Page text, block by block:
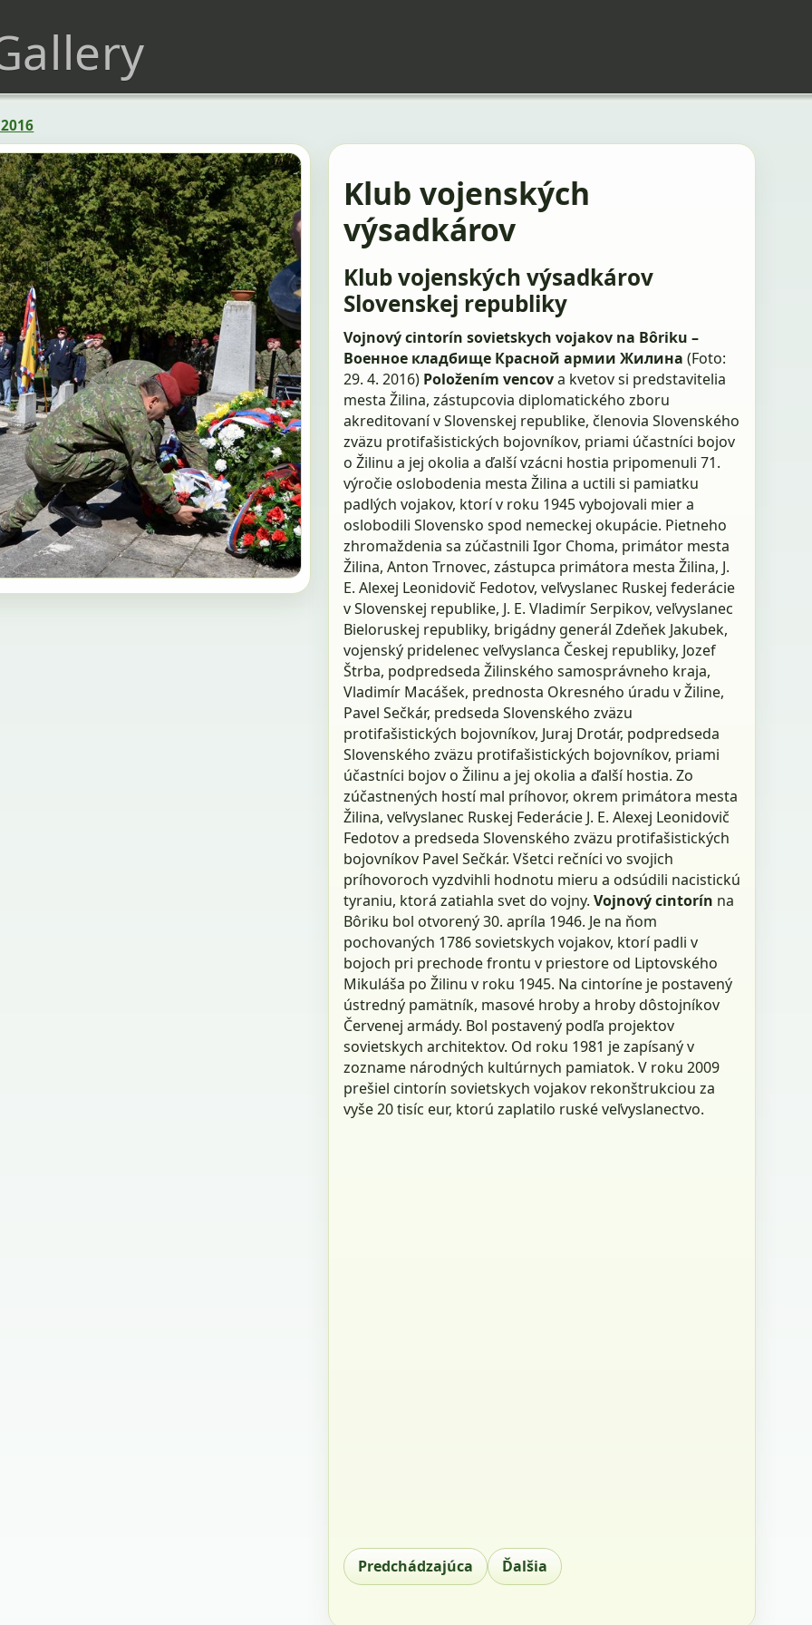
Klub vojenských
výsadkárov
Klub vojenských výsadkárov
Slovenskej republiky
Vojnový cintorín sovietskych vojakov na Bôriku –
Военное кладбище Красной армии Жилина (Foto:
29. 4. 2016) Položením vencova kvetov si predstavitelia
mesta Žilina, zástupcovia diplomatického zboru
akreditovaní v Slovenskej republike, členovia Slovenského
zväzu protifašistických bojovníkov, priami účastníci bojov
o Žilinu a jej okolia a ďalší vzácni hostia pripomenuli 71.
výročie oslobodenia mesta Žilina a uctili si pamiatku
padlých vojakov, ktorí v roku 1945 vybojovali mier a
oslobodili Slovensko spod nemeckej okupácie. Pietneho
zhromaždenia sa zúčastnili Igor Choma, primátor mesta
Žilina, Anton Trnovec, zástupca primátora mesta Žilina, J.
E. Alexej Leonidovič Fedotov, veľvyslanec Ruskej federácie
v Slovenskej republike, J. E. Vladimír Serpikov, veľvyslanec
Bieloruskej republiky, brigádny generál Zdeňek Jakubek,
vojenský pridelenec veľvyslanca Českej republiky, Jozef
Štrba, podpredseda Žilinského samosprávneho kraja,
Vladimír Macášek, prednosta Okresného úradu v Žiline,
Pavel Sečkár, predseda Slovenského zväzu
protifašistických bojovníkov, Juraj Drotár, podpredseda
Slovenského zväzu protifašistických bojovníkov, priami
účastníci bojov o Žilinu a jej okolia a ďalší hostia. Zo
zúčastnených hostí mal príhovor, okrem primátora mesta
Žilina, veľvyslanec Ruskej Federácie J. E. Alexej Leonidovič
Fedotov a predseda Slovenského zväzu protifašistických
bojovníkov Pavel Sečkár. Všetci rečníci vo svojich
príhovoroch vyzdvihli hodnotu mieru a odsúdili nacistickú
tyraniu, ktorá zatiahla svet do vojny. Vojnový cintorín na
Bôriku bol otvorený 30. apríla 1946. Je na ňom
pochovaných 1786 sovietskych vojakov, ktorí padli v
bojoch pri prechode frontu v priestore od Liptovského
Mikuláša po Žilinu v roku 1945. Na cintoríne je postavený
ústredný pamätník, masové hroby a hroby dôstojníkov
Červenej armády. Bol postavený podľa projektov
sovietskych architektov. Od roku 1981 je zapísaný v
zozname národných kultúrnych pamiatok. V roku 2009
prešiel cintorín sovietskych vojakov rekonštrukciou za
vyše 20 tisíc eur, ktorú zaplatilo ruské veľvyslanectvo.
Predchádzajúca Ďalšia